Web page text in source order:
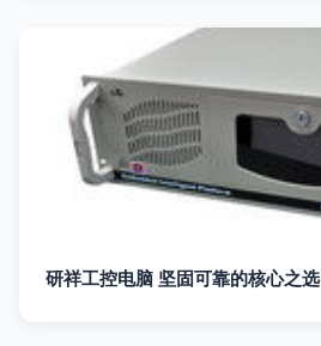
研祥工控电脑 坚固可靠的核心之选